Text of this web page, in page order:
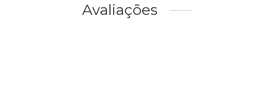
Avaliações